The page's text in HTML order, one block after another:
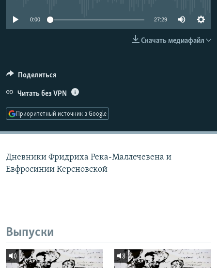
Все сайты РСЕ/РС
0:00 27:29
Скачать медиафайл
Поделиться
Читать без VPN
Приоритетный источник в Google
Дневники Фридриха Река-Маллечевена и
Евфросинии Керсновской
Выпуски